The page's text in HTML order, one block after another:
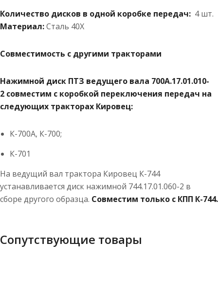
Количество дисков в одной коробке передач: 4 шт.
Материал:Сталь 40Х
Совместимость с другими тракторами
Нажимной диск ПТЗ ведущего вала 700А.17.01.010-
2 совместим с коробкой переключения передач на
следующих тракторах Кировец:
К-700А, К-700;
К-701
На ведущий вал трактора Кировец К-744
устанавливается диск нажимной 744.17.01.060-2 в
сборе другого образца. Совместим только с КПП К-744.
Сопутствующие товары